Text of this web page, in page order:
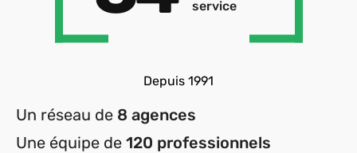
service
Depuis 1991
Un réseau de 8 agences
Une équipe de 120 professionnels